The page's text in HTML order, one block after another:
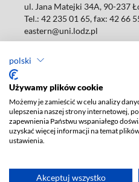
polski
Używamy plików cookie
Możemy je zamieścić w celu analizy
ulepszenia naszej strony internetowej,
zapewnienia Państwu wspaniałego
uzyskać więcej informacji na temat
ustawienia.
Akceptuj wszystko
ul. Jana Matejki 34A, 90-237
Tel.: 42 235 01 65, fax: 42 66
eastern@uni.lodz.pl
W sprawie prenumeraty wydań
Deklaracja dostępności